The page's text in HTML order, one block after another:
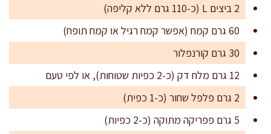
2 ביצים L (כ-110 גרם ללא קליפה)
60 גרם קמח (אפשר קמח רגיל או קמח תופח)
30 גרם קורנפלור
12 גרם מלח דק (כ-2 כפיות שטוחות), או לפי טעם
2 גרם פלפל שחור (כ-1 כפית)
5 גרם פפריקה מתוקה (כ-2 כפיות)